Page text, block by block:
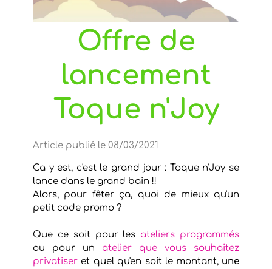
Offre de
lancement
Toque n'Joy
Article publié le 08/03/2021
Ca y est, c'est le grand jour : Toque n'Joy se
lance dans le grand bain !!
Alors, pour fêter ça, quoi de mieux qu'un
petit code promo ?
Que ce soit pour les ateliers programmés
ou pour un atelier que vous souhaitez
privatiser et quel qu'en soit le montant, une